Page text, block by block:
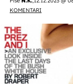
KOMENTARI